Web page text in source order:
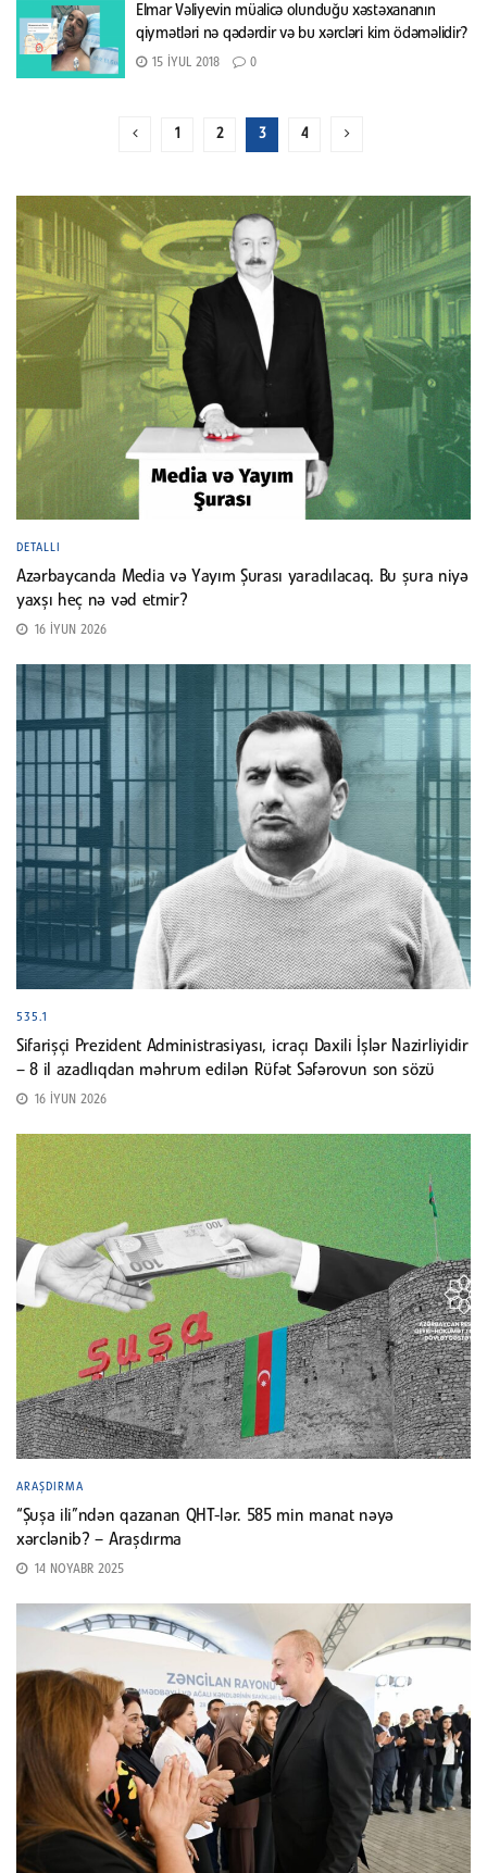
Elmar Vəliyevin müalicə olunduğu xəstəxananın
qiymətləri nə qədərdir və bu xərcləri kim ödəməlidir?
15 İYUL 2018 0
1 2 3 4
DETALLI
Azərbaycanda Media və Yayım Şurası yaradılacaq. Bu şura niyə
yaxşı heç nə vəd etmir?
16 İYUN 2026
535.1
Sifarişçi Prezident Administrasiyası, icraçı Daxili İşlər Nazirliyidir
– 8 il azadlıqdan məhrum edilən Rüfət Səfərovun son sözü
16 İYUN 2026
ARAŞDIRMA
“Şuşa ili”ndən qazanan QHT-lər. 585 min manat nəyə
xərclənib? – Araşdırma
14 NOYABR 2025